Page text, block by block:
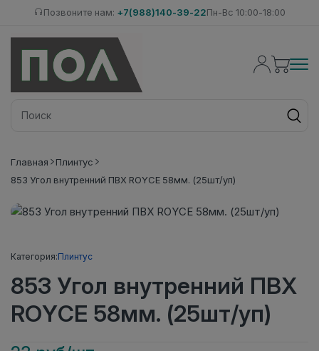
Позвоните нам: +7(988)140-39-22Пн-Вс 10:00-18:00
Главная
Плинтус
853 Угол внутренний ПВХ ROYCE 58мм. (25шт/уп)
Категория:Плинтус
853 Угол внутренний ПВХ
ROYCE 58мм. (25шт/уп)